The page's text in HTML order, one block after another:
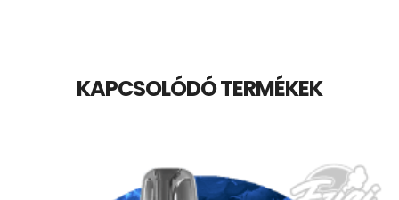
KAPCSOLÓDÓ TERMÉKEK